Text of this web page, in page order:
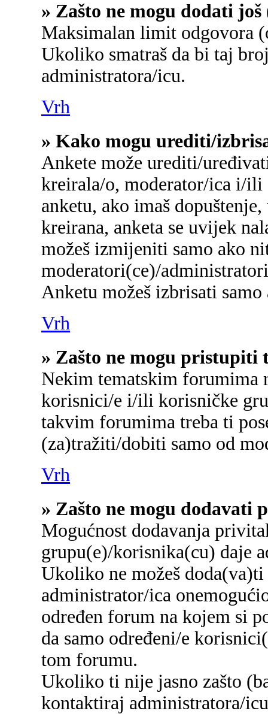
» Zašto ne mogu dodati
Maksimalan limit odgovora
Ukoliko smatraš da bi taj
administratora/icu.
Vrh
» Kako mogu urediti/
Ankete može urediti/
kreirala/o, moderator/ica i/
anketu, ako imaš
kreirana, anketa se uvijek
možeš izmijeniti samo ako
moderatori(ce)/
Anketu možeš izbrisati
Vrh
» Zašto ne mogu pristupiti
Nekim tematskim forumima
korisnici/e i/ili korisničke
takvim forumima treba ti
(za)tražiti/dobiti samo od
Vrh
» Zašto ne mogu dodavati
Mogućnost dodavanja
grupu(e)/korisnika(cu) daje
Ukoliko ne možeš
administrator/ica
određen forum na kojem si
da samo određeni/e
tom forumu.
Ukoliko ti nije jasno zašto
kontaktiraj administratora/